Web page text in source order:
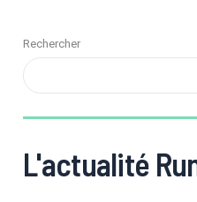
Rechercher
L'actualité